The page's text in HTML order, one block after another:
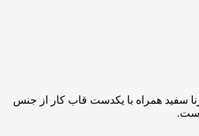
سفید همراه با یکدست قاب کار از جنس